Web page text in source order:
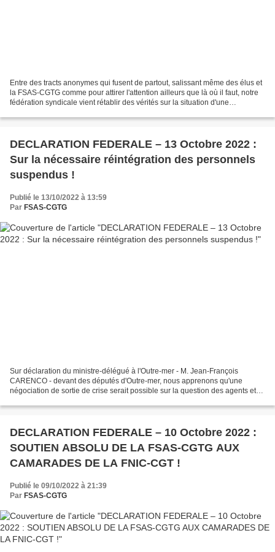
Entre des tracts anonymes qui fusent de partout, salissant même des élus et
la FSAS-CGTG comme pour attirer l'attention ailleurs que là où il faut, notre
fédération syndicale vient rétablir des vérités sur la situation d'une
DECLARATION FEDERALE – 13 Octobre 2022 :
Sur la nécessaire réintégration des personnels
suspendus !
Publié le 13/10/2022 à 13:59
Par FSAS-CGTG
Sur déclaration du ministre-délégué à l'Outre-mer - M. Jean-François
CARENCO - devant des députés d'Outre-mer, nous apprenons qu'une
négociation de sortie de crise serait possible sur la question des agents et
DECLARATION FEDERALE – 10 Octobre 2022 :
SOUTIEN ABSOLU DE LA FSAS-CGTG AUX
CAMARADES DE LA FNIC-CGT !
Publié le 09/10/2022 à 21:39
Par FSAS-CGTG